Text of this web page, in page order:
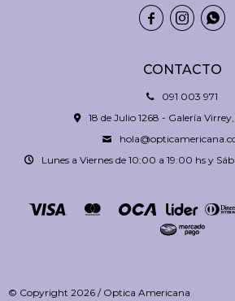
CONTACTO
091 003 971
18 de Julio 1268 - Galería
Lunes a Viernes de 10:00 a 19:00 hs y
  
© Copyright 2026 / Optica Americana